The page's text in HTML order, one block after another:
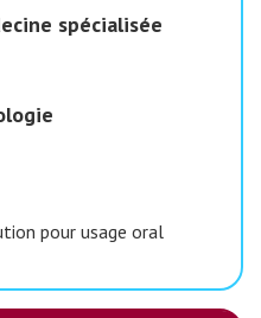
spécialisée
pour usage oral